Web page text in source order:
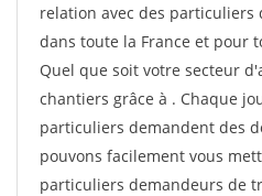
relation avec des particuliers
dans toute la France et pour
Quel que soit votre secteur
chantiers grâce à . Chaque
particuliers demandent des
pouvons facilement vous
particuliers demandeurs de